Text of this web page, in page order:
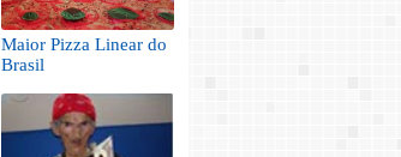
Maior Pizza Linear do
Brasil